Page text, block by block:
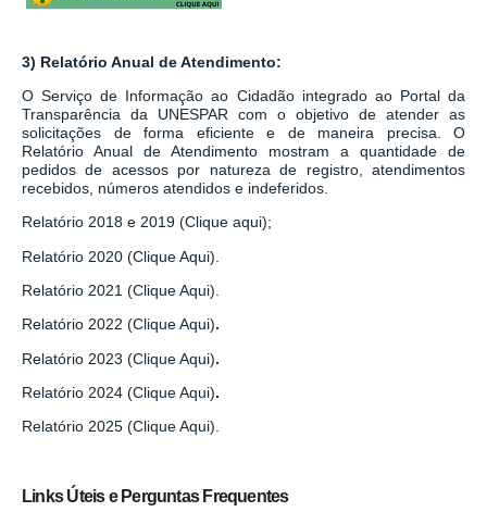
3) Relatório Anual de Atendimento:
O Serviço de Informação ao Cidadão integrado aoPortal da
Transparência da UNESPAR
com o objetivo de atender as
solicitações de forma eficiente e de maneira precisa. O
Relatório Anual de Atendimento mostram a quantidade de
pedidos de acessos por natureza de registro, atendimentos
recebidos, números atendidos e indeferidos.
Relatório 2018 e 2019 (Clique aqui);
Relatório 2020 (Clique Aqui).
Relatório 2021 (Clique Aqui).
Relatório 2022 (Clique Aqui).
Relatório 2023 (Clique Aqui).
Relatório 2024 (Clique Aqui).
Relatório 2025 (Clique Aqui).
Links Úteis e Perguntas Frequentes